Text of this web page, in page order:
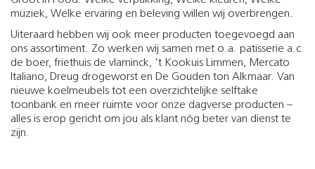
muziek, Welke ervaring en beleving willen wij overbrengen.
Uiteraard hebben wij ook meer producten toegevoegd aan
ons assortiment. Zo werken wij samen met o.a. patisserie a.c.
de boer, friethuis de vlaminck, 't Kookuis Limmen, Mercato
Italiano, Dreug drogeworst en De Gouden ton Alkmaar. Van
nieuwe koelmeubels tot een overzichtelijke selftake
toonbank en meer ruimte voor onze dagverse producten –
alles is erop gericht om jou als klant nóg beter van dienst te
zijn.